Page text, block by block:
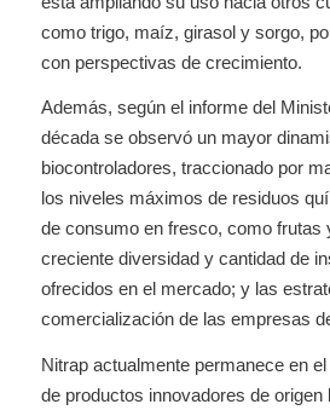
como trigo, maíz, girasol y sorgo,
con perspectivas de crecimiento.
Además, según el informe del
década se observó un mayor
biocontroladores, traccionado por
los niveles máximos de residuos
de consumo en fresco, como frutas
creciente diversidad y cantidad de
ofrecidos en el mercado; y las
comercialización de las empresas
Nitrap actualmente permanece en
de productos innovadores de origen